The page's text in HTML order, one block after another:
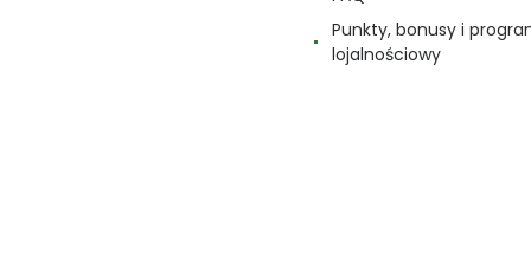
Punkty, bonusy i
lojalnościowy